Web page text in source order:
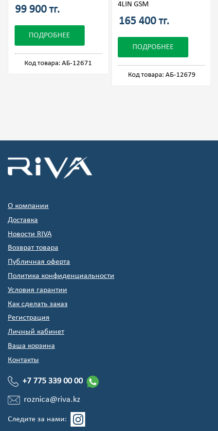
99 900 тг.
ПОДРОБНЕЕ
Код товара: АБ-12671
4LIN GSM
165 400 тг.
ПОДРОБНЕЕ
Код товара: АБ-12679
О компании
Доставка
Новости RIVA
Возврат товара
Публичная оферта
Политика конфиденциальности
Условия гарантии
Как сделать заказ
Регистрация
Личный кабинет
Ваша корзина
Контакты
+7 775 339 00 00
roznica@riva.kz
Следите за нами: